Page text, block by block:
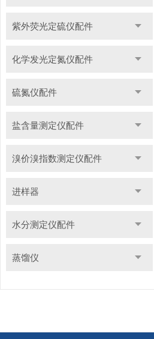
紫外荧光定硫仪配件
化学发光定氮仪配件
硫氮仪配件
盐含量测定仪配件
溴价溴指数测定仪配件
进样器
水分测定仪配件
蒸馏仪